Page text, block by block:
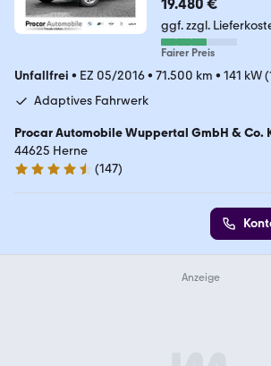
19.480 €
ggf. zzgl.
Fairer Preis
Unfallfrei • EZ 05/2016• 71.500 km • 141 kW
Adaptives Fahrwerk
Procar Automobile Wuppertal GmbH & Co.
44625 Herne
4.4 Sterne
(147)